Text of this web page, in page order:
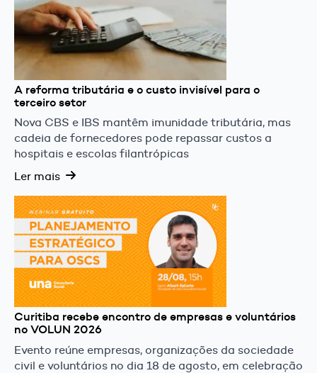
A reforma tributária e o custo invisível para o
terceiro setor
Nova CBS e IBS mantêm imunidade tributária, mas
cadeia de fornecedores pode repassar custos a
hospitais e escolas filantrópicas
Ler mais
Curitiba recebe encontro de empresas e voluntários
no VOLUN 2026
Evento reúne empresas, organizações da sociedade
civil e voluntários no dia 18 de agosto, em celebração